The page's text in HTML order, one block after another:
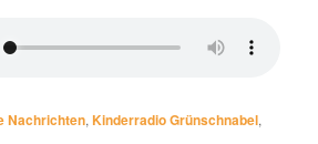
Nachrichten,Kinderradio Grünschnabel,